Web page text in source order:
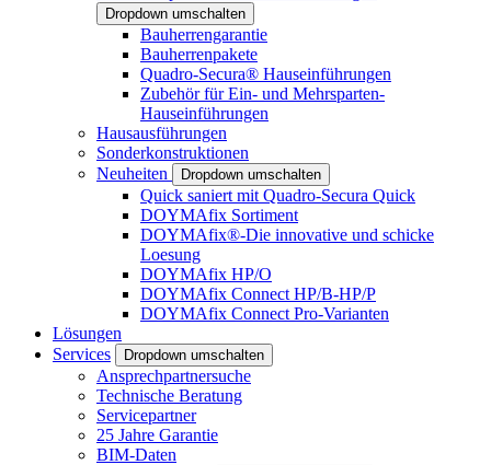
Dropdown umschalten
Bauherrengarantie
Bauherrenpakete
Quadro-Secura® Hauseinführungen
Zubehör für Ein- und Mehrsparten-
Hauseinführungen
Hausausführungen
Sonderkonstruktionen
Neuheiten
Dropdown umschalten
Quick saniert mit Quadro-Secura Quick
DOYMAfix Sortiment
DOYMAfix®-Die innovative und schicke
Loesung
DOYMAfix HP/O
DOYMAfix Connect HP/B-HP/P
DOYMAfix Connect Pro-Varianten
Lösungen
Services
Dropdown umschalten
Ansprechpartnersuche
Technische Beratung
Servicepartner
25 Jahre Garantie
BIM-Daten